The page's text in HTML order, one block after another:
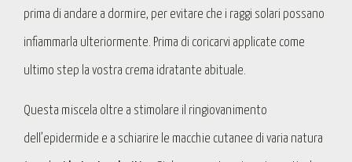
prima di andare a dormire, per evitare che i raggi solari possano
infiammarla ulteriormente. Prima di coricarvi applicate come
ultimo step la vostra crema idratante abituale.
Questa miscela oltre a stimolare il ringiovanimento
dell’epidermide e a schiarire le macchie cutanee di varia natura